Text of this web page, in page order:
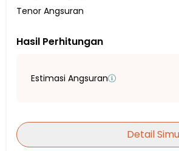
25 Menit ke SMP Negeri 246 Jakarta Timur
30 Menit ke SMP Labschool Pemuda
25 Menit ke SMAN 54 Jakarta
25 Menit ke Pasar Pondok Gede
15 Menit ke Pakuwon Mall Bekasi
Tenor Angsuran
Hasil Perhitungan
Estimasi Angsuran
Detail